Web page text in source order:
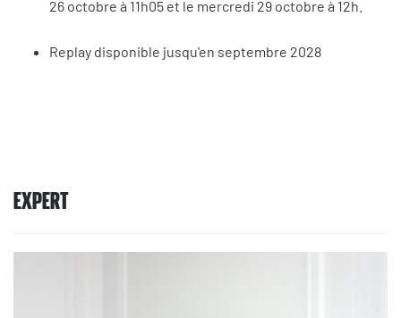
26 octobre à 11h05 et le mercredi 29 octobre à 12h.
Replay disponible jusqu'en septembre 2028
EXPERT